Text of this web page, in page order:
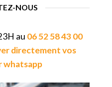
NOUS
au 06 52 58 43 00
directement vos
whatsapp